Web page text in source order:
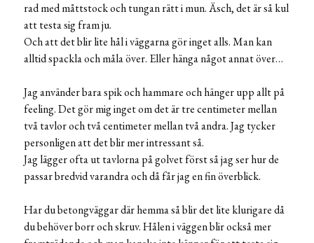
rad med måttstock och tungan rätt i mun. Äsch, det är så kul
att testa sig fram ju.
Och att det blir lite hål i väggarna gör inget alls. Man kan
alltid spackla och måla över. Eller hänga något annat över…
Jag använder bara spik och hammare och hänger upp allt på
feeling. Det gör mig inget om det är tre centimeter mellan
två tavlor och två centimeter mellan två andra. Jag tycker
personligen att det blir mer intressant så.
Jag lägger ofta ut tavlorna på golvet först så jag ser hur de
passar bredvid varandra och då får jag en fin överblick.
Har du betongväggar där hemma så blir det lite klurigare då
du behöver borr och skruv. Hålen i väggen blir också mer